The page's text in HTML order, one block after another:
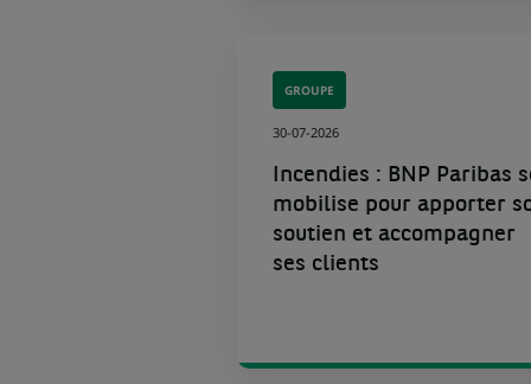
GROUPE
30-07-2026
Incendies : BNP Paribas
mobilise pour apporter
soutien et accompagner
ses clients